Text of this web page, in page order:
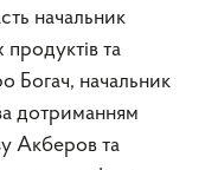
начальник
продуктів та
Богач, начальник
дотриманням
Акберов та